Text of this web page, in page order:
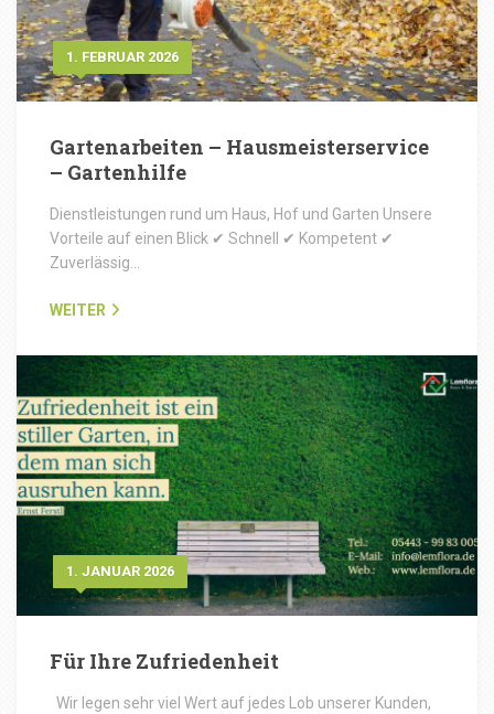
1. FEBRUAR 2026
Gartenarbeiten – Hausmeisterservice
– Gartenhilfe
Dienstleistungen rund um Haus, Hof und Garten Unsere
Vorteile auf einen Blick ✔ Schnell ✔ Kompetent ✔
Zuverlässig…
WEITER
1. JANUAR 2026
Für Ihre Zufriedenheit
Wir legen sehr viel Wert auf jedes Lob unserer Kunden,